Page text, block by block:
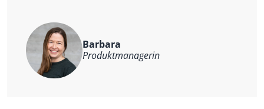
Barbara
Produktmanagerin